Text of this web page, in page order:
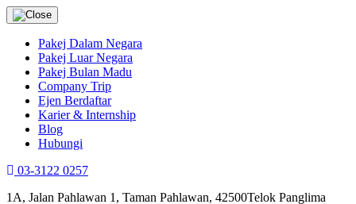
Pakej Dalam Negara
Pakej Luar Negara
Pakej Bulan Madu
Company Trip
Ejen Berdaftar
Karier & Internship
Blog
Hubungi
03-3122 0257
1A, Jalan Pahlawan 1, Taman Pahlawan, 42500Telok Panglima